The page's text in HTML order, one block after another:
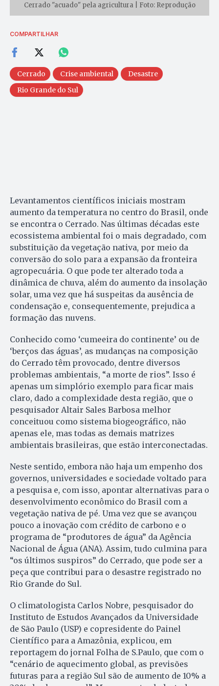
Cerrado "acuado" pela agricultura | Foto: Reprodução
COMPARTILHAR
Cerrado Crise ambiental
Desastre
Rio Grande do Sul
Levantamentos científicos iniciais mostram
aumento da temperatura no centro do Brasil, onde
se encontra o Cerrado. Nas últimas décadas este
ecossistema ambiental foi o mais degradado, com
substituição da vegetação nativa, por meio da
conversão do solo para a expansão da fronteira
agropecuária. O que pode ter alterado toda a
dinâmica de chuva, além do aumento da insolação
solar, uma vez que há suspeitas da ausência de
condensação e, consequentemente, prejudica a
formação das nuvens.
Conhecido como ‘cumeeira do continente’ ou de
‘berços das águas’, as mudanças na composição
do Cerrado têm provocado, dentre diversos
problemas ambientais, “a morte de rios”. Isso é
apenas um simplório exemplo para ficar mais
claro, dado a complexidade desta região, que o
pesquisador Altair Sales Barbosa melhor
conceituou como sistema biogeográfico, não
apenas ele, mas todas as demais matrizes
ambientais brasileiras, que estão interconectadas.
Neste sentido, embora não haja um empenho dos
governos, universidades e sociedade voltado para
a pesquisa e, com isso, apontar alternativas para o
desenvolvimento econômico do Brasil com a
vegetação nativa de pé. Uma vez que se avançou
pouco a inovação com crédito de carbono e o
programa de “produtores de água” da Agência
Nacional de Água (ANA). Assim, tudo culmina para
“os últimos suspiros” do Cerrado, que pode ser a
peça que contribui para o desastre registrado no
Rio Grande do Sul.
O climatologista Carlos Nobre, pesquisador do
Instituto de Estudos Avançados da Universidade
de São Paulo (USP) e copresidente do Painel
Científico para a Amazônia, explicou, em
reportagem do jornal Folha de S.Paulo, que com o
“cenário de aquecimento global, as previsões
futuras para a região Sul são de aumento de 10% a